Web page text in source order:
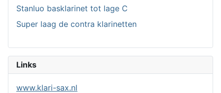
Stanluo basklarinet tot lage C
Super laag de contra klarinetten
Links
www.klari-sax.nl